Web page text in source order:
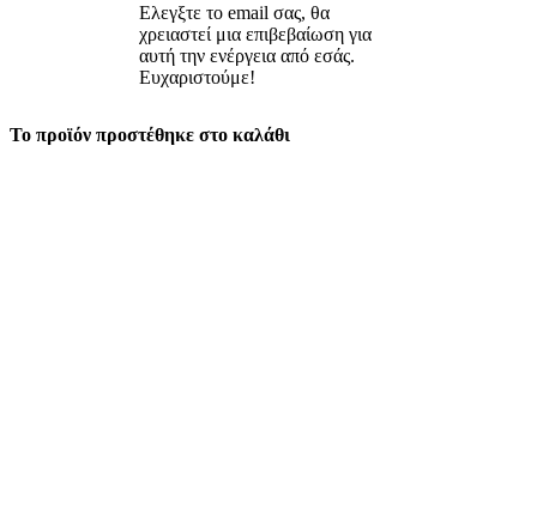
Ελεγξτε το email σας, θα
χρειαστεί μια επιβεβαίωση για
αυτή την ενέργεια από εσάς.
Ευχαριστούμε!
Το προϊόν προστέθηκε στο καλάθι